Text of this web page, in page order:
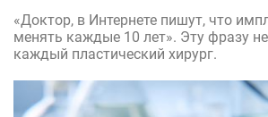
«Доктор, в Интернете пишут, что
менять каждые 10 лет». Эту фразу
каждый пластический хирург.